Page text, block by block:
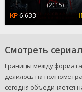
(2015)
6.633
Смотреть
Границы между
делилось на
сегодня объединяется